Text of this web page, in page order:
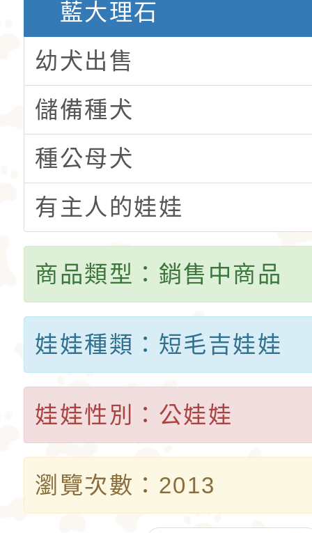
藍大理石
幼犬出售
儲備種犬
種公母犬
有主人的娃娃
商品類型：銷售中商品
娃娃種類：短毛吉娃娃
娃娃性別：公娃娃
瀏覽次數：2013